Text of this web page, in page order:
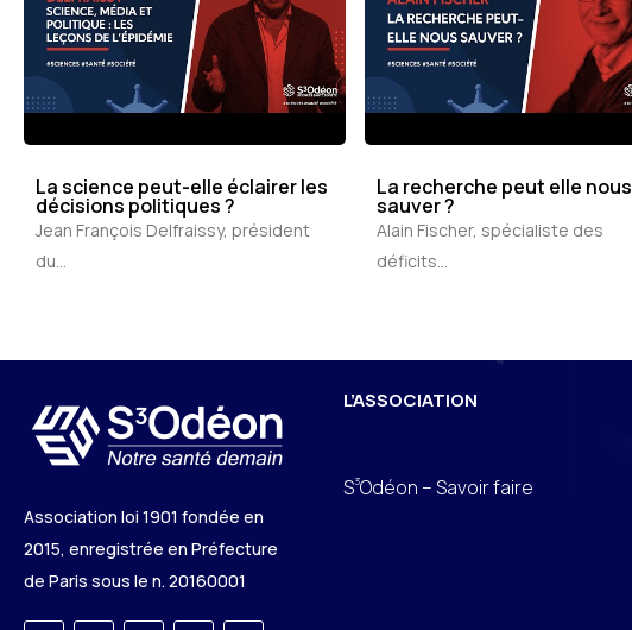
La science peut-elle éclairer les
décisions politiques ?
Jean François Delfraissy, président
du...
La recherche peut elle nous
sauver ?
Alain Fischer, spécialiste des
déficits...
Association loi 1901 fondée en
2015, enregistrée en Préfecture
de Paris sous le n. 20160001
L’ASSOCIATION
S3Odéon – Savoir faire